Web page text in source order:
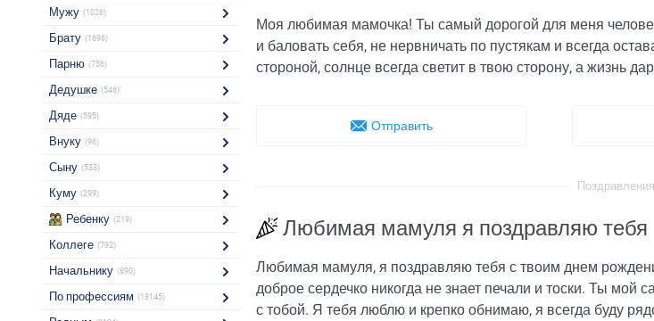
Мужу (1026)
Брату (1696)
Парню (756)
Дедушке (546)
Дяде (595)
Внуку (96)
Сыну (533)
Куму (299)
Ребенку (219)
Коллеге (792)
Начальнику (890)
По профессиям (18145)
Моя любимая мамочка! Ты самый дорогой для меня
и баловать себя, не нервничать по пустякам и всегда
стороной, солнце всегда светит в твою сторону, а жизнь
Отправить
Любимая мамуля я поздравляю тебя
Любимая мамуля, я поздравляю тебя с твоим днем
доброе сердечко никогда не знает печали и тоски. Ты
с тобой. Я тебя люблю и крепко обнимаю, я всегда буду